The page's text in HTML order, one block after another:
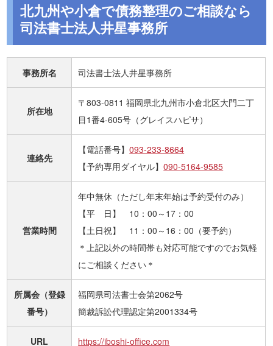
北九州や小倉で債務整理のご相談なら
司法書士法人井星事務所
事務所名 司法書士法人井星事務所
所在地
〒803-0811 福岡県北九州市小倉北区大門二丁
目1番4-605号（グレイスハピサ）
連絡先
【電話番号】093-233-8664
【予約専用ダイヤル】090-5164-9585
営業時間
年中無休（ただし年末年始は予約受付のみ）
【平 日】 10：00～17：00
【土日祝】 11：00～16：00（要予約）
＊上記以外の時間帯も対応可能ですのでお気軽
にご相談ください＊
所属会（登録
番号）
福岡県司法書士会第2062号
簡裁訴訟代理認定第2001334号
URL https://iboshi-office.com